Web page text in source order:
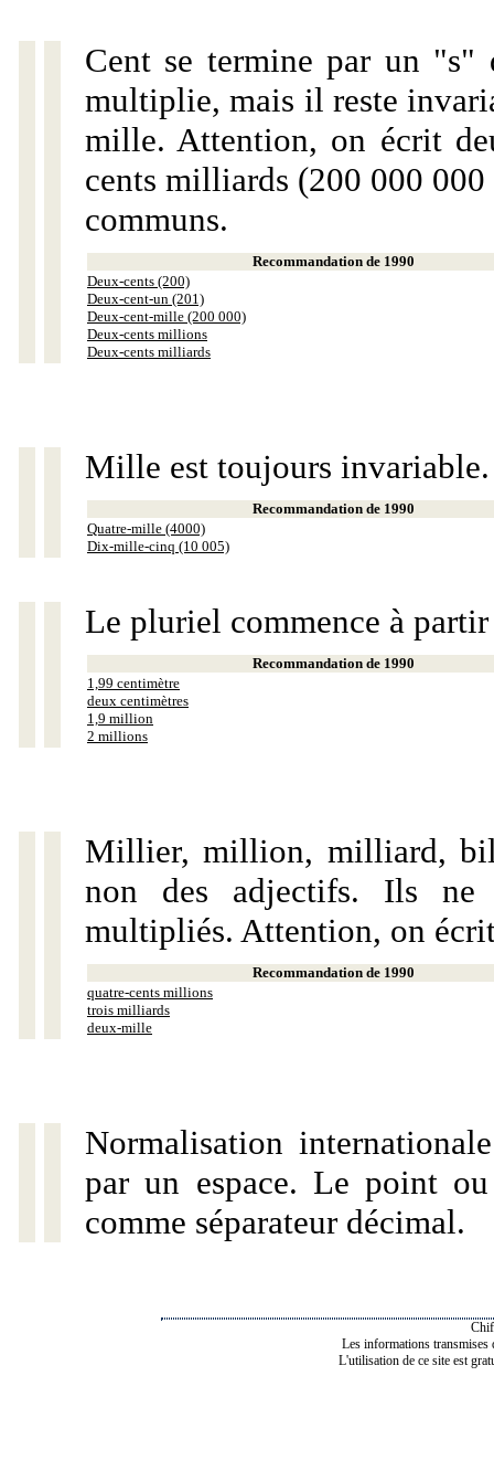
Cent se termine par un "s"
multiplie, mais il reste
mille. Attention, on écrit
cents milliards (200 000
communs.
Recommandation de 1990
Deux-cents (200)
Deux-cent-un (201)
Deux-cent-mille (200 000)
Deux-cents millions
Deux-cents milliards
Mille est toujours invariable.
Recommandation de 1990
Quatre-mille (4000)
Dix-mille-cinq (10 005)
Le pluriel commence à
Recommandation de 1990
1,99 centimètre
deux centimètres
1,9 million
2 millions
Millier, million, milliard,
non des adjectifs. Ils ne
multipliés. Attention, on
Recommandation de 1990
quatre-cents millions
trois milliards
deux-mille
Normalisation
par un espace. Le point
comme séparateur décimal.
Les informations transmises
L'utilisation de ce site est